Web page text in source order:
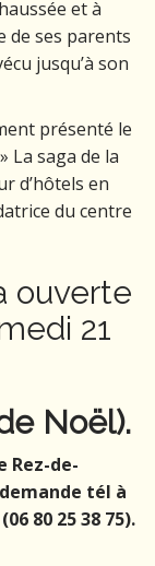
et à
de ses parents
jusqu’à son
présenté le
saga de la
d’hôtels en
du centre
ouverte
21
Noël).
Rez-de-
tél à
80 25 38 75).